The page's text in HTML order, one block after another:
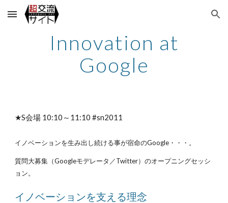
Skip to main content Skip to navigation
Innovation at
Google
★S会場 10:10～11:10 #sn2011
イノベーションを生み出し続ける事が宿命のGoogle・・・。
質問大募集（Googleモデレータ／Twitter）のオープニングセッシ
ョン。
イノベーションを支える理念